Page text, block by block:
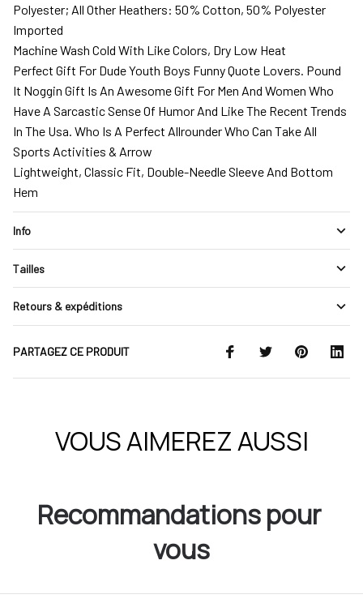
Polyester; All Other Heathers: 50% Cotton, 50% Polyester
Imported
Machine Wash Cold With Like Colors, Dry Low Heat
Perfect Gift For Dude Youth Boys Funny Quote Lovers. Pound
It Noggin Gift Is An Awesome Gift For Men And Women Who
Have A Sarcastic Sense Of Humor And Like The Recent Trends
In The Usa. Who Is A Perfect Allrounder Who Can Take All
Sports Activities & Arrow
Lightweight, Classic Fit, Double-Needle Sleeve And Bottom
Hem
Info
Tailles
Retours & expéditions
PARTAGEZ CE PRODUIT
VOUS AIMEREZ AUSSI
Recommandations pour
vous